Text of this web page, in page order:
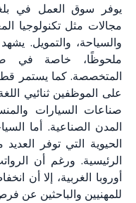
مجالات مثل تكنولوجيا
والسياحة، والتمويل.
ملحوظًا، خاصة في
المتخصصة. كما يستمر
على الموظفين ثنائيي
صناعات السيارات
المدن الصناعية. أما
الحيوية التي توفر
الرئيسية. ورغم أن
أوروبا الغربية، إلا أن
للمهنيين والباحثين عن